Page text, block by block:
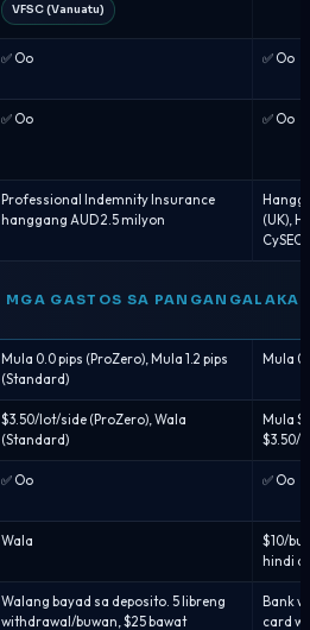
VFSC (Vanuatu)
✅ Oo ✅ Oo
✅ Oo ✅ Oo
Professional Indemnity Insurance
hanggang AUD 2.5 milyon
(UK),
CySEC
MGA GASTOS SA PANGANGALAKAL
Mula 0.0 pips (ProZero), Mula 1.2 pips
(Standard)
Mula
$3.50/lot/side (ProZero), Wala
(Standard)
Mula
$3.50/
✅ Oo ✅ Oo
Wala
$10/
hindi
Walang bayad sa deposito. 5 libreng
withdrawal/buwan, $25 bawat
Bank
card